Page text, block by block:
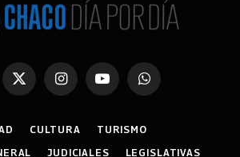
X
InstagramYouTubeWhatsApp
CULTURA
TURISMO
JUDICIALES LEGISLATIVAS